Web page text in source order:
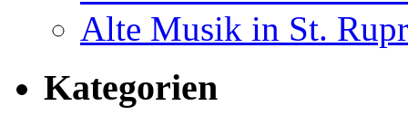
Alte Musik in St.
Kategorien